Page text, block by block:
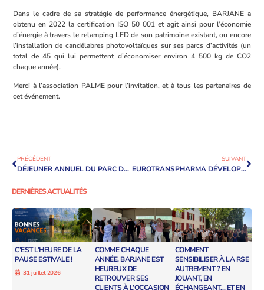
Dans le cadre de sa stratégie de performance énergétique, BARJANE a
obtenu en 2022 la certification ISO 50 001 et agit ainsi pour l’économie
d’énergie à travers le relamping LED de son patrimoine existant, ou encore
l’installation de candélabres photovoltaïques sur ses parcs d’activités (un
total de 45 qui lui permettent d’économiser environ 4 500 kg de CO2
chaque année).
Merci à l’association PALME pour l’invitation, et à tous les partenaires de
cet événement.
PRÉCÉDENT
DÉJEUNER ANNUEL DU PARC DES BRÉGUIÈRES
SUIVANT
EUROTRANSPHARMA DÉVELOPPE SON ACTIVITÉ SUR LE PARC DES BRÉGUIÈRES
DERNIÈRES ACTUALITÉS
C’EST L’HEURE DE LA
PAUSE ESTIVALE !
31 juillet 2026
COMME CHAQUE
ANNÉE, BARJANE EST
HEUREUX DE
RETROUVER SES
CLIENTS À L’OCCASION
COMMENT
SENSIBILISER À LA RSE
AUTREMENT ? EN
JOUANT, EN
ÉCHANGEANT… ET EN